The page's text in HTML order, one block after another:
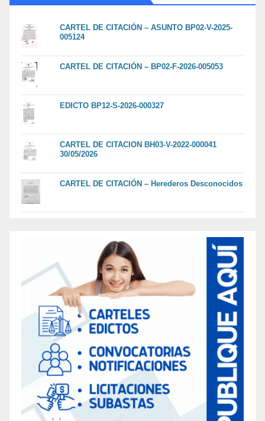
CARTEL DE CITACIÓN – ASUNTO BP02-V-2025-
005124
CARTEL DE CITACIÓN – BP02-F-2026-005053
EDICTO BP12-S-2026-000327
CARTEL DE CITACION BH03-V-2022-000041
30/05/2026
CARTEL DE CITACIÓN – Herederos Desconocidos